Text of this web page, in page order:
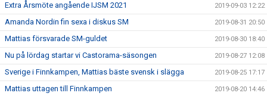
Extra Årsmöte angående IJSM 2021 2019-09-03 12:22
Amanda Nordin fin sexa i diskus SM 2019-08-31 20:50
Mattias försvarade SM-guldet 2019-08-30 18:40
Nu på lördag startar vi Castorama-säsongen 2019-08-27 12:08
Sverige i Finnkampen, Mattias bäste svensk i slägga 2019-08-25 17:17
Mattias uttagen till Finnkampen 2019-08-20 14:46